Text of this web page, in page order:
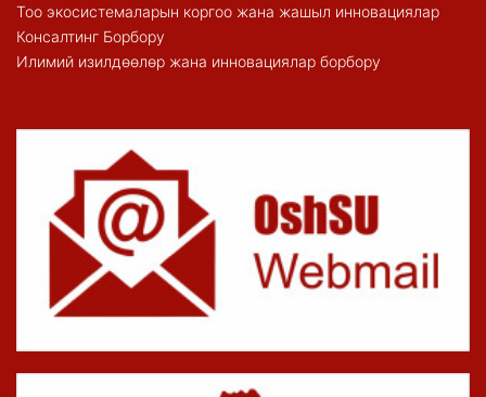
Тоо экосистемаларын коргоо жана жашыл инновациялар
Консалтинг Борбору
Илимий изилдөөлөр жана инновациялар борбору